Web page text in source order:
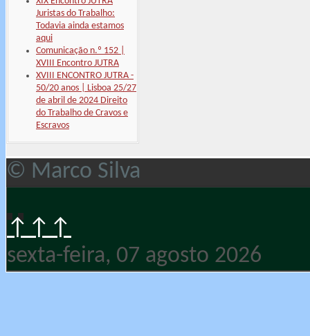
Juristas do Trabalho:
Todavia ainda estamos
aqui
Comunicação n.º 152 |
XVIII Encontro JUTRA
XVIII ENCONTRO JUTRA -
50/20 anos | Lisboa 25/27
de abril de 2024 Direito
do Trabalho de Cravos e
Escravos
© Marco Silva
↑↑↑
sexta-feira, 07 agosto 2026